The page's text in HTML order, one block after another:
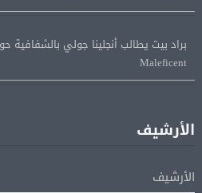
Maleficent
لإتمام انتقاله إلى طرابزون سبور
الأرشيف
الأرشيف